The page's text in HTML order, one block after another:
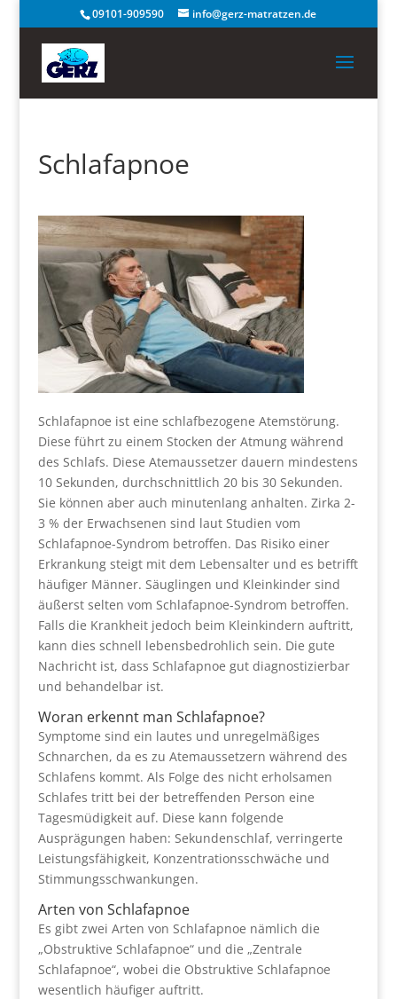
09101-909590 info@gerz-matratzen.de
Schlafapnoe
Schlafapnoe ist eine schlafbezogene Atemstörung.
Diese führt zu einem Stocken der Atmung während
des Schlafs. Diese Atemaussetzer dauern mindestens
10 Sekunden, durchschnittlich 20 bis 30 Sekunden.
Sie können aber auch minutenlang anhalten. Zirka 2-
3 % der Erwachsenen sind laut Studien vom
Schlafapnoe-Syndrom betroffen. Das Risiko einer
Erkrankung steigt mit dem Lebensalter und es betrifft
häufiger Männer. Säuglingen und Kleinkinder sind
äußerst selten vom Schlafapnoe-Syndrom betroffen.
Falls die Krankheit jedoch beim Kleinkindern auftritt,
kann dies schnell lebensbedrohlich sein. Die gute
Nachricht ist, dass Schlafapnoe gut diagnostizierbar
und behandelbar ist.
Woran erkennt man Schlafapnoe?
Symptome sind ein lautes und unregelmäßiges
Schnarchen, da es zu Atemaussetzern während des
Schlafens kommt. Als Folge des nicht erholsamen
Schlafes tritt bei der betreffenden Person eine
Tagesmüdigkeit auf. Diese kann folgende
Ausprägungen haben: Sekundenschlaf, verringerte
Leistungsfähigkeit, Konzentrationsschwäche und
Stimmungsschwankungen.
Arten von Schlafapnoe
Es gibt zwei Arten von Schlafapnoe nämlich die
„Obstruktive Schlafapnoe“ und die „Zentrale
Schlafapnoe“, wobei die Obstruktive Schlafapnoe
wesentlich häufiger auftritt.